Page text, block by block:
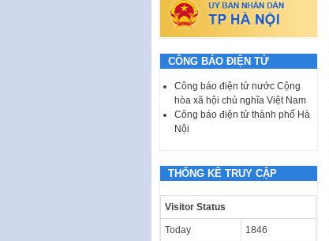
CÔNG BÁO ĐIỆN TỬ
Công báo điện tử nước Cộng
hòa xã hội chủ nghĩa Việt Nam
Công báo điện tử thành phố Hà
Nội
THỐNG KÊ TRUY CẬP
Visitor Status
Today 1846